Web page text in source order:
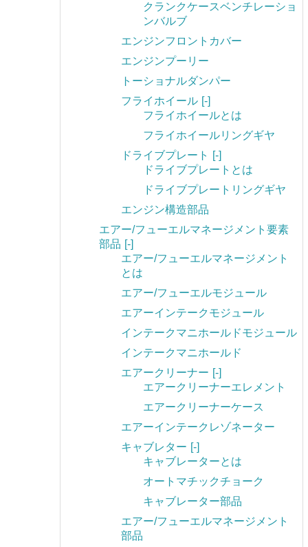
クランクケースベンチレーショ
ンバルブ
エンジンフロントカバー
エンジンプーリー
トーショナルダンパー
フライホイール [-]
フライホイールとは
フライホイールリングギヤ
ドライブプレート
[-]
ドライブプレートとは
ドライブプレートリングギヤ
エンジン構造部品
エアー/フューエルマネージメント要素
部品 [-]
エアー/フューエルマネージメント
とは
エアー/フューエルモジュール
エアーインテークモジュール
インテークマニホールドモジュール
インテークマニホールド
エアークリーナー [-]
エアークリーナーエレメント
エアークリーナーケース
エアーインテークレゾネーター
キャブレター [-]
キャブレーターとは
オートマチックチョーク
キャブレーター部品
エアー/フューエルマネージメント
部品